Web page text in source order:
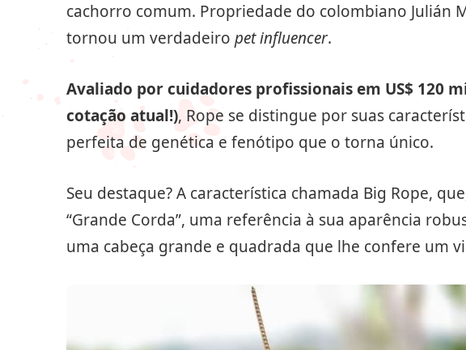
cachorro comum. Propriedade do colombiano Julián
tornou um verdadeiro pet influencer.
Avaliado por cuidadores profissionais em US$ 120
cotação atual!), Rope se distingue por suas
perfeita de genética e fenótipo que o torna único.
Seu destaque? A característica chamada Big Rope,
“Grande Corda”, uma referência à sua aparência
uma cabeça grande e quadrada que lhe confere um